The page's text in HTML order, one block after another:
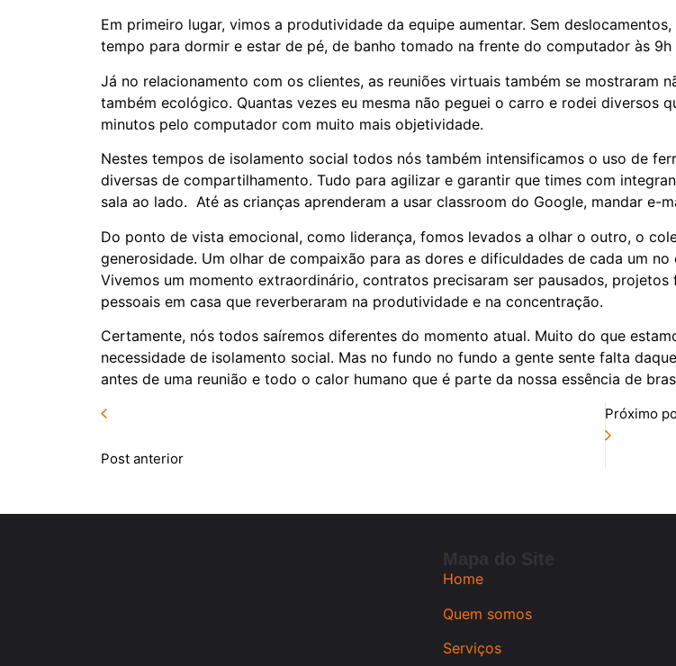
Em primeiro lugar, vimos a produtividade da equipe aumentar. Sem
tempo para dormir e estar de pé, de banho tomado na frente do computador às 9h
Já no relacionamento com os clientes, as reuniões virtuais também se mostraram
também ecológico. Quantas vezes eu mesma não peguei o carro e rodei diversos
minutos pelo computador com muito mais objetividade.
Nestes tempos de isolamento social todos nós também intensificamos o uso de
diversas de compartilhamento. Tudo para agilizar e garantir que times com
sala ao lado. Até as crianças aprenderam a usar classroom do Google, mandar e-
Do ponto de vista emocional, como liderança, fomos levados a olhar o outro, o
generosidade. Um olhar de compaixão para as dores e dificuldades de cada um
Vivemos um momento extraordinário, contratos precisaram ser pausados,
pessoais em casa que reverberaram na produtividade e na concentração.
Certamente, nós todos saíremos diferentes do momento atual. Muito do que
necessidade de isolamento social. Mas no fundo no fundo a gente sente falta
antes de uma reunião e todo o calor humano que é parte da nossa essência de
Post anterior
Próximo
Home
Quem somos
Serviços